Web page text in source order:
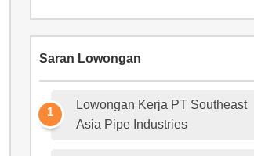
Saran Lowongan
Lowongan Kerja PT Southeast
Asia Pipe Industries